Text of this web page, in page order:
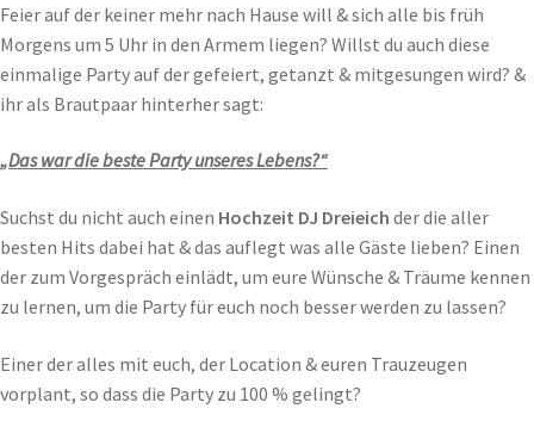
Feier auf der keiner mehr nach Hause will & sich alle bis früh
Morgens um 5 Uhr in den Armem liegen? Willst du auch diese
einmalige Party auf der gefeiert, getanzt & mitgesungen wird? &
ihr als Brautpaar hinterher sagt:
„Das war die beste Party unseres Lebens?“
Suchst du nicht auch einen Hochzeit DJ Dreieich der die aller
besten Hits dabei hat & das auflegt was alle Gäste lieben? Einen
der zum Vorgespräch einlädt, um eure Wünsche & Träume kennen
zu lernen, um die Party für euch noch besser werden zu lassen?
Einer der alles mit euch, der Location & euren Trauzeugen
vorplant, so dass die Party zu 100 % gelingt?